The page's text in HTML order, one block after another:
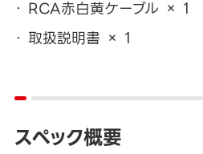
RCA赤白黄ケーブル × 1
取扱説明書 × 1
スペック概要